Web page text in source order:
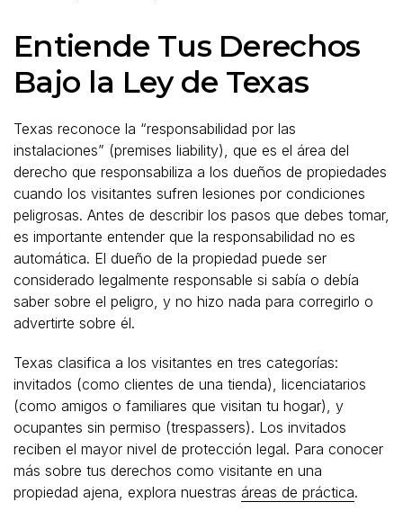
Entiende Tus Derechos
Bajo la Ley de Texas
Texas reconoce la “responsabilidad por las
instalaciones” (premises liability), que es el área del
derecho que responsabiliza a los dueños de propiedades
cuando los visitantes sufren lesiones por condiciones
peligrosas. Antes de describir los pasos que debes tomar,
es importante entender que la responsabilidad no es
automática. El dueño de la propiedad puede ser
considerado legalmente responsable si sabía o debía
saber sobre el peligro, y no hizo nada para corregirlo o
advertirte sobre él.
Texas clasifica a los visitantes en tres categorías:
invitados (como clientes de una tienda), licenciatarios
(como amigos o familiares que visitan tu hogar), y
ocupantes sin permiso (trespassers). Los invitados
reciben el mayor nivel de protección legal. Para conocer
más sobre tus derechos como visitante en una
propiedad ajena, explora nuestras áreas de práctica.